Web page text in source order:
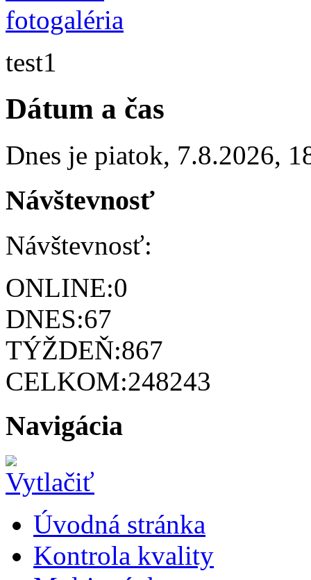
test1
Dátum a čas
Dnes je piatok, 7.8.2026,
Návštevnosť
Návštevnosť:
ONLINE:0
DNES:67
TÝŽDEŇ:867
CELKOM:248243
Navigácia
Úvodná stránka
Kontrola kvality